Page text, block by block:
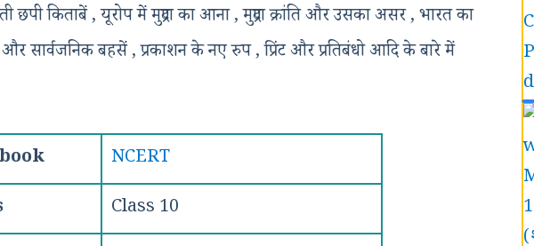
किताबें , यूरोप में मुद्रण का आना , मुद्रण क्रांति और उसका असर , भारत का
और सार्वजनिक बहसें , प्रकाशन के नए रुप , प्रिंट और प्रतिबंधो आदि के बारे में
NCERT
Class 10